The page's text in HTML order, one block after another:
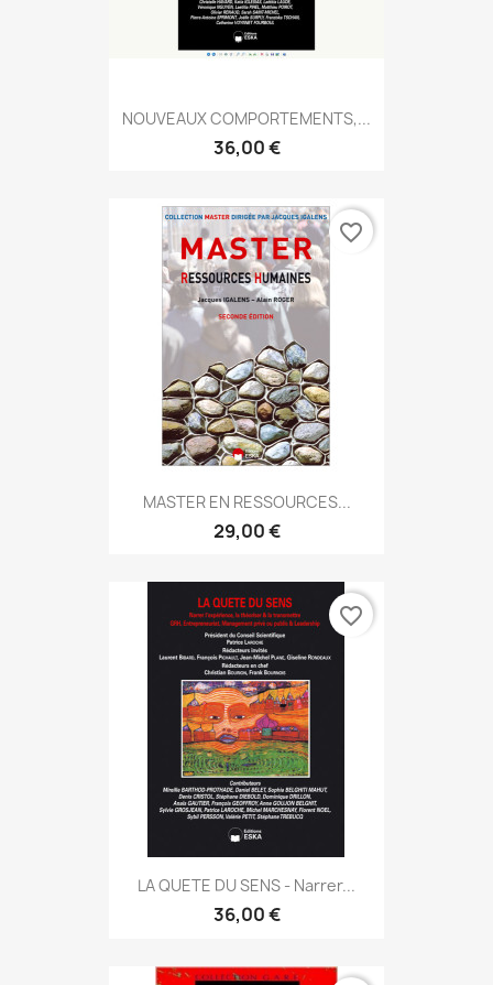
NOUVEAUX COMPORTEMENTS,...
36,00 €
MASTER EN RESSOURCES...
29,00 €
favorite_border
LA QUETE DU SENS - Narrer...
36,00 €
favorite_border